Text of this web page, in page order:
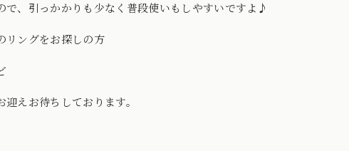
で、引っかかりも少なく普段使いもしやすいですよ♪
リングをお探しの方
えお待ちしております。